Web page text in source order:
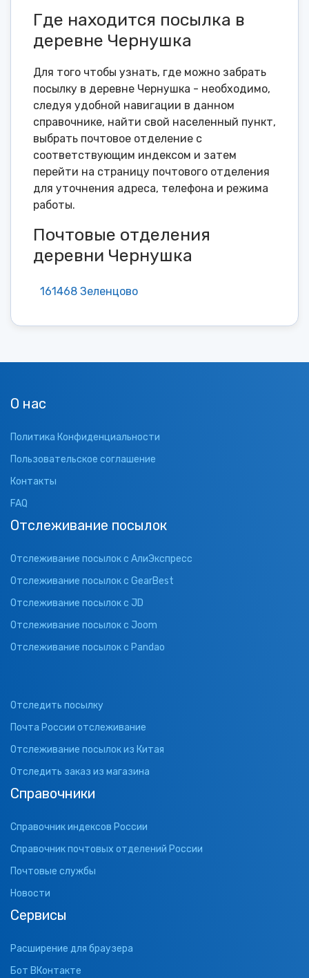
Где находится посылка в
деревне Чернушка
Для того чтобы узнать, где можно забрать
посылку в деревне Чернушка - необходимо,
следуя удобной навигации в данном
справочнике, найти свой населенный пункт,
выбрать почтовое отделение с
соответствующим индексом и затем
перейти на страницу почтового отделения
для уточнения адреса, телефона и режима
работы.
Почтовые отделения
деревни Чернушка
161468 Зеленцово
О нас
Политика Конфиденциальности
Пользовательское соглашение
Контакты
FAQ
Отслеживание посылок
Отслеживание посылок с АлиЭкспресс
Отслеживание посылок с GearBest
Отслеживание посылок с JD
Отслеживание посылок с Joom
Отслеживание посылок с Pandao
Отследить посылку
Почта России отслеживание
Отслеживание посылок из Китая
Отследить заказ из магазина
Справочники
Справочник индексов России
Справочник почтовых отделений России
Почтовые службы
Новости
Сервисы
Расширение для браузера
Бот ВКонтакте